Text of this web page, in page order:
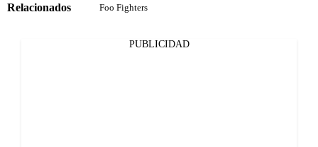
Relacionados Foo Fighters
PUBLICIDAD